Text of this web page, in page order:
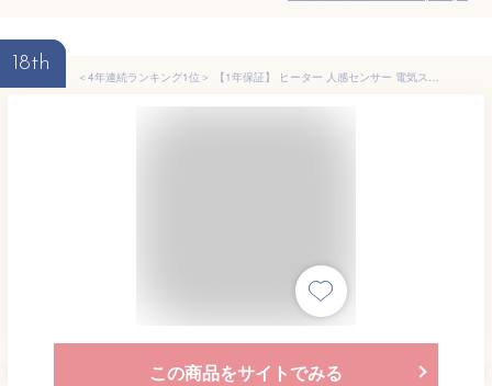
18th
＜4年連続ランキング1位＞ 【1年保証】 ヒーター 人感センサー 電気ストーブ 足元 オフィス 省エネ おしゃれ 即暖 セラミックヒーター ファンヒーター セラミックファンヒーター パネルヒーター コンパクト 薄型 小型
この商品をサイトでみる